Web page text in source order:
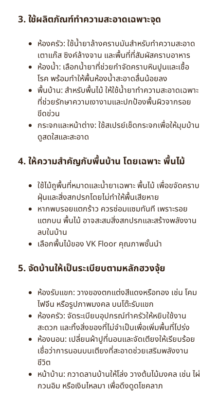
3. ใช้ผลิตภัณฑ์ทำความสะอาดเฉพาะจุด
ห้องครัว: ใช้น้ำยาล้างคราบมันสำหรับทำความสะอาด
เตาแก๊ส ซิงค์ล้างจาน และพื้นที่ที่สัมผัสคราบอาหาร
ห้องน้ำ: เลือกน้ำยาที่ช่วยกำจัดคราบหินปูนและเชื้อ
โรค พร้อมทำให้พื้นห้องน้ำสะอาดลื่นน้อยลง
พื้นบ้าน: สำหรับพื้นไม้ ให้ใช้น้ำยาทำความสะอาดเฉพาะ
ที่ช่วยรักษาความเงางามและปกป้องพื้นผิวจากรอย
ขีดข่วน
กระจกและหน้าต่าง: ใช้สเปรย์เช็ดกระจกเพื่อให้มุมบ้าน
ดูสดใสและสะอาด
4. ให้ความสำคัญกับพื้นบ้าน โดยเฉพาะ พื้นไม้
ใช้ไม้ถูพื้นที่หมาดและน้ำยาเฉพาะ พื้นไม้ เพื่อขจัดคราบ
ฝุ่นและสิ่งสกปรกโดยไม่ทำให้พื้นเสียหาย
หากพบรอยแตกร้าว ควรซ่อมแซมทันที เพราะรอย
แตกบน พื้นไม้ อาจสะสมสิ่งสกปรกและสร้างพลังงาน
ลบในบ้าน
เลือกพื้นไม้ของ VK Floor คุณภาพชั้นนำ
5. จัดบ้านให้เป็นระเบียบตามหลักฮวงจุ้ย
ห้องรับแขก: วางของตกแต่งสีแดงหรือทอง เช่น โคม
ไฟจีน หรือรูปภาพมงคล บนโต๊ะรับแขก
ห้องครัว: จัดระเบียบอุปกรณ์ทำครัวให้หยิบใช้งาน
สะดวก และทิ้งสิ่งของที่ไม่จำเป็นเพื่อเพิ่มพื้นที่โปร่ง
ห้องนอน: เปลี่ยนผ้าปูที่นอนและจัดเตียงให้เรียบร้อย
เชื่อว่าการนอนบนเตียงที่สะอาดช่วยเสริมพลังงาน
ชีวิต
หน้าบ้าน: กวาดลานบ้านให้โล่ง วางต้นไม้มงคล เช่น ไผ่
กวนอิม หรือเงินไหลมา เพื่อดึงดูดโชคลาภ